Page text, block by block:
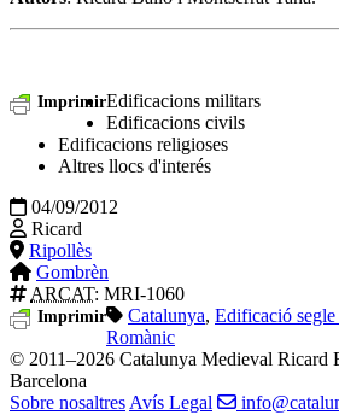
ImprimirEdificacions militars
Edificacions civils
Edificacions religioses
Altres llocs d'interés
04/09/2012
Ricard
Ripollès
Gombrèn
ARCAT: MRI-1060
Imprimir Catalunya, Edificació
Romànic
© 2011–2026 Catalunya Medieval Ricard
Barcelona
Sobre nosaltres Avís Legal